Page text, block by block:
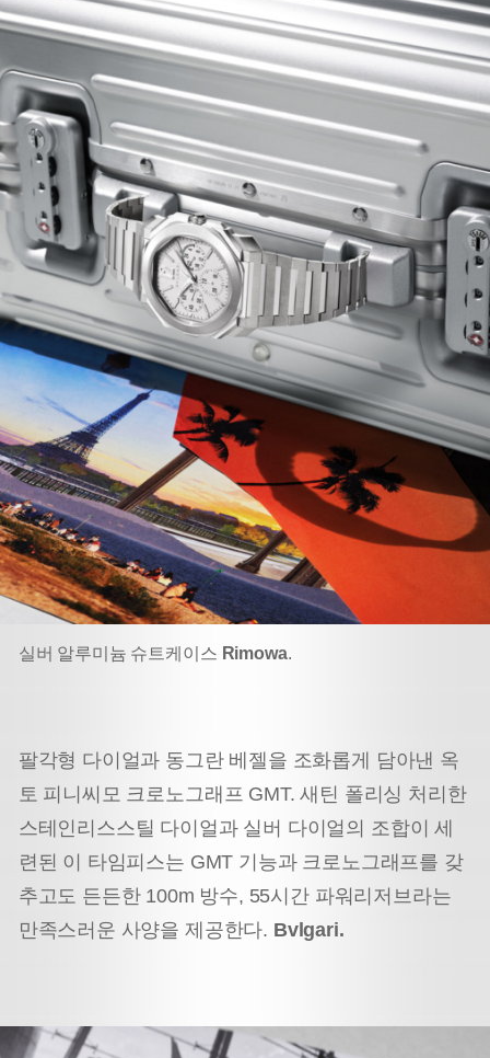
실버 알루미늄 슈트케이스 Rimowa.
팔각형 다이얼과 동그란 베젤을 조화롭게 담아낸 옥
토 피니씨모 크로노그래프 GMT. 새틴 폴리싱 처리한
스테인리스스틸 다이얼과 실버 다이얼의 조합이 세
련된 이 타임피스는 GMT 기능과 크로노그래프를 갖
추고도 든든한 100m 방수, 55시간 파워리저브라는
만족스러운 사양을 제공한다. Bvlgari.